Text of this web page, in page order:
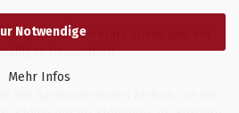
Notwendige
Mehr Infos
entstehen klare Linien und ein
Gesamtbild.